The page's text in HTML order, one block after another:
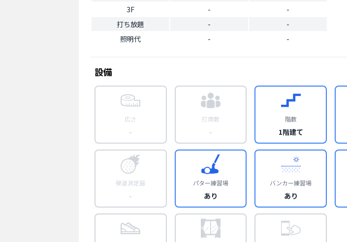
3F
-
-
打ち放題
-
-
照明代
- -
設備
広さ
-
打席数
-
階数
1階建て
弾道測定器
-
パター練習場
あり
バンカー練習場
あり